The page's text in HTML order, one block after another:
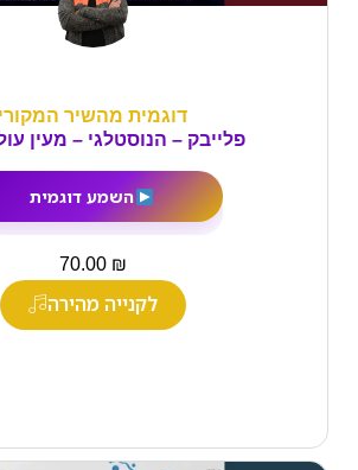
דוגמית מהשיר המקורי
פלייבק – הנוסטלגי – מעין
השמע דוגמית
70.00 ₪
לקנייה מהירה